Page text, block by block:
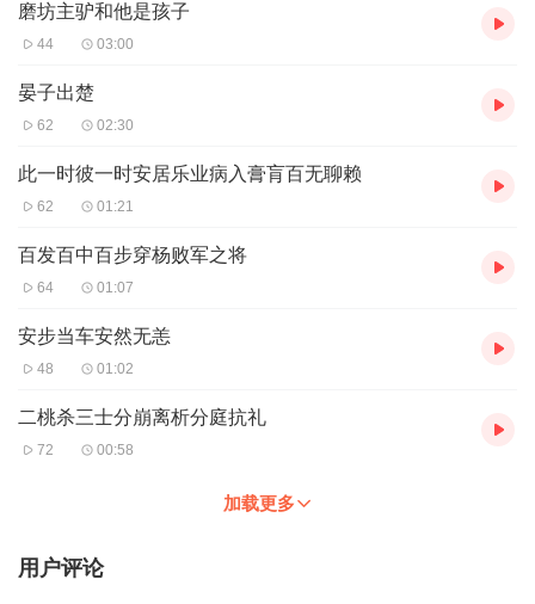
磨坊主驴和他是孩子
44 03:00
晏子出楚
62 02:30
此一时彼一时安居乐业病入膏肓百无聊赖
62 01:21
百发百中百步穿杨败军之将
64 01:07
安步当车安然无恙
48 01:02
二桃杀三士分崩离析分庭抗礼
72 00:58
加载更多
用户评论